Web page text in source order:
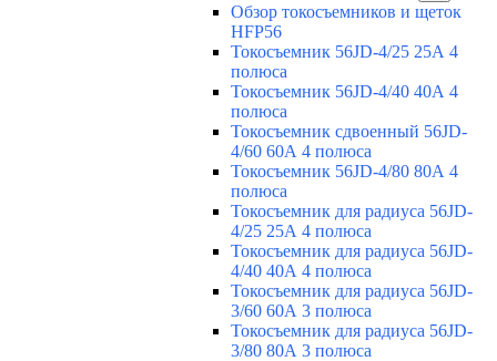
Обзор токосъемников и щеток
HFP56
Токосъемник 56JD-4/25 25А 4
полюса
Токосъемник 56JD-4/40 40А 4
полюса
Токосъемник сдвоенный 56JD-
4/60 60А 4 полюса
Токосъемник 56JD-4/80 80А 4
полюса
Токосъемник для радиуса 56JD-
4/25 25А 4 полюса
Токосъемник для радиуса 56JD-
4/40 40А 4 полюса
Токосъемник для радиуса 56JD-
3/60 60А 3 полюса
Токосъемник для радиуса 56JD-
3/80 80А 3 полюса